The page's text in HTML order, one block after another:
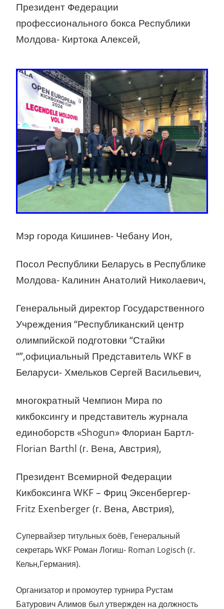
Президент Федерации
профессионального бокса Республики
Молдова- Киртока Алексей,
Мэр города Кишинев- Чебану Ион,
Посол Республики Беларусь в Республике
Молдова- Калинин Анатолий Николаевич,
Генеральный директор Государственного
Учреждения “Республиканский центр
олимпийской подготовки “Стайки
“”,официальный Представитель WKF в
Беларуси- Хмельков Сергей Васильевич,
многократный Чемпион Мира по
кикбоксингу и представитель журнала
единоборств «Shogun» Флориан Бартл-
Florian Barthl (г. Вена, Австрия),
Президент Всемирной Федерации
Кикбоксинга WKF – Фриц Эксенбергер-
Fritz Exenberger (г. Вена, Австрия),
Супервайзер титульных боёв, Генеральный
секретарь WKF Роман Логиш- Roman Logisch (г.
Кельн,Германия).
Организатор и промоутер турнира Рустам
Батурович Алимов был утвержден на должность